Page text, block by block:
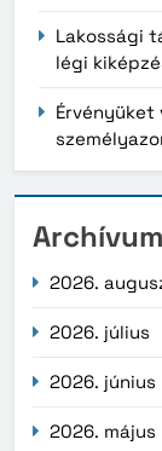
Lakossági
légi
Archívum
2026.
2026. július
2026. június
2026. május